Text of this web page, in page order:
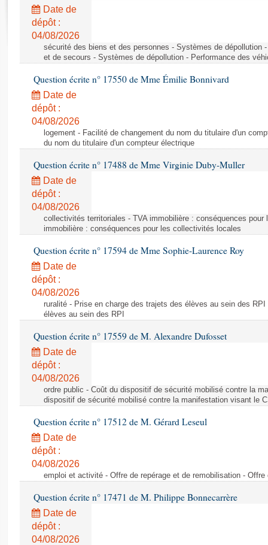
Rapports législatifs
Rapports sur l'application des lois
Baromètre de l’application des lois
Dossiers législatifs
Budget et sécurité sociale
Questions écrites et orales
Comptes rendus des débats
Date de
dépôt :
04/08/2026
sécurité des biens et des personnes - Systèmes de dépollution
et de secours - Systèmes de dépollution - Performance des
Question écrite n° 17550 de Mme Émilie Bonnivard
Date de
dépôt :
04/08/2026
logement - Facilité de changement du nom du titulaire d'un
du nom du titulaire d'un compteur électrique
Question écrite n° 17488 de Mme Virginie Duby-Muller
Date de
dépôt :
04/08/2026
collectivités territoriales - TVA immobilière : conséquences
immobilière : conséquences pour les collectivités locales
Question écrite n° 17594 de Mme Sophie-Laurence Roy
Date de
dépôt :
04/08/2026
ruralité - Prise en charge des trajets des élèves au sein des
élèves au sein des RPI
Question écrite n° 17559 de M. Alexandre Dufosset
Date de
dépôt :
04/08/2026
ordre public - Coût du dispositif de sécurité mobilisé contre la
dispositif de sécurité mobilisé contre la manifestation visant le
Question écrite n° 17512 de M. Gérard Leseul
Date de
dépôt :
04/08/2026
emploi et activité - Offre de repérage et de remobilisation -
Question écrite n° 17471 de M. Philippe Bonnecarrère
Date de
dépôt :
04/08/2026